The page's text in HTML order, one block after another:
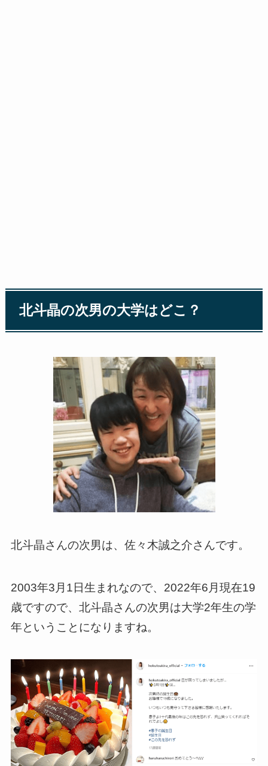
北斗晶の次男の大学はどこ？
北斗晶さんの次男は、佐々木誠之介さんです。
2003年3月1日生まれなので、2022年6月現在19
歳ですので、北斗晶さんの次男は大学2年生の学
年ということになりますね。